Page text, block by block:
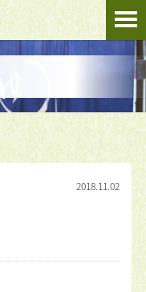
2018.11.02